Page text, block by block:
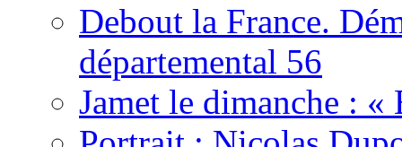
Debout la France.
départemental 56
Jamet le dimanche : «